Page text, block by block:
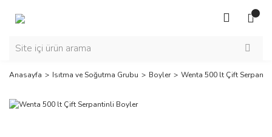
Anasayfa Isıtma ve Soğutma Grubu Boyler Wenta 500 lt Çift